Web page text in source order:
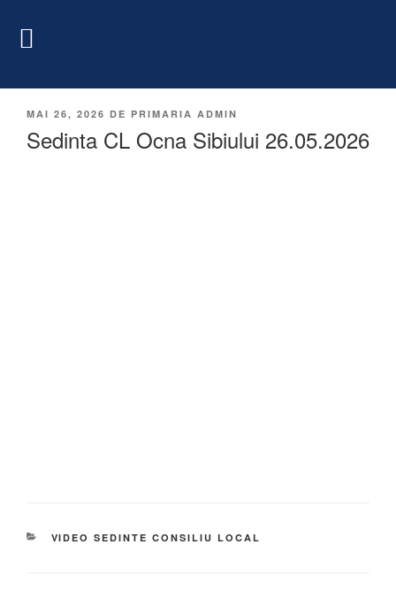
MAI 26, 2026 DE PRIMARIA ADMIN
Sedinta CL Ocna Sibiului 26.05.2026
VIDEO SEDINTE CONSILIU LOCAL